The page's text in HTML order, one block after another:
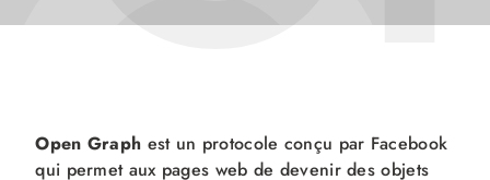
Open Graph est un protocole conçu par Facebook
qui permet aux pages web de devenir des objets